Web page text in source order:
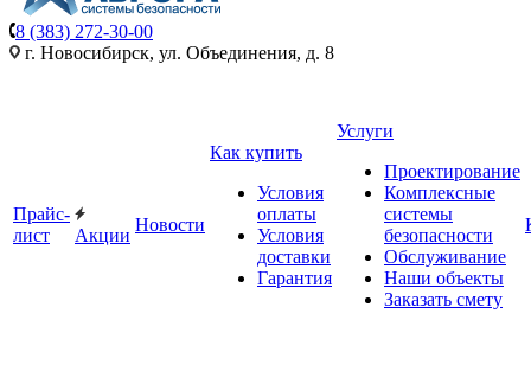
8 (383) 272-30-00
г. Новосибирск, ул. Объединения, д. 8
Прайс-
лист
Акции
Новости
Как купить
Условия
оплаты
Условия
доставки
Гарантия
Услуги
Проектирование
Комплексные
системы
безопасности
Обслуживание
Наши объекты
Заказать смету